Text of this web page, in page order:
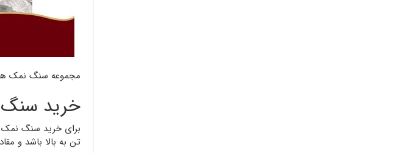
مجموعه سنگ نمک
خرید سنگ
تن به بالا باشد و